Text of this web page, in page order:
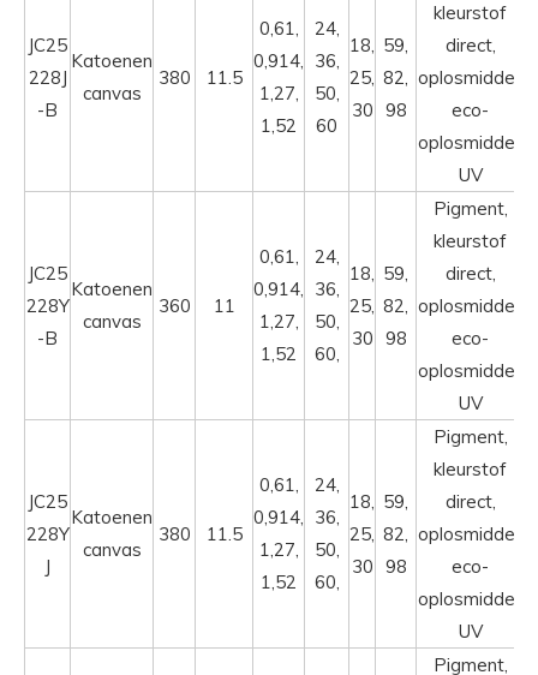
JC25
228J
-B
Katoenen
canvas
380 11.5
0,61,
0,914,
1,27,
1,52
24,
36,
50,
60
18,
25,
30
59,
82,
98
kleurstof
direct,
oplosmiddel,
eco-
oplosmiddel,
UV
JC25
228Y
-B
Katoenen
canvas
360 11
0,61,
0,914,
1,27,
1,52
24,
36,
50,
60,
18,
25,
30
59,
82,
98
Pigment,
kleurstof
direct,
oplosmiddel,
eco-
oplosmiddel,
UV
JC25
228Y
J
Katoenen
canvas
380 11.5
0,61,
0,914,
1,27,
1,52
24,
36,
50,
60,
18,
25,
30
59,
82,
98
Pigment,
kleurstof
direct,
oplosmiddel,
eco-
oplosmiddel,
UV
Pigment,